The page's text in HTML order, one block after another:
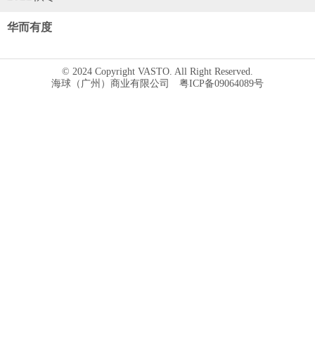
华而有度
© 2024 Copyright VASTO. All Right Reserved.
海球（广州）商业有限公司 粤ICP备09064089号